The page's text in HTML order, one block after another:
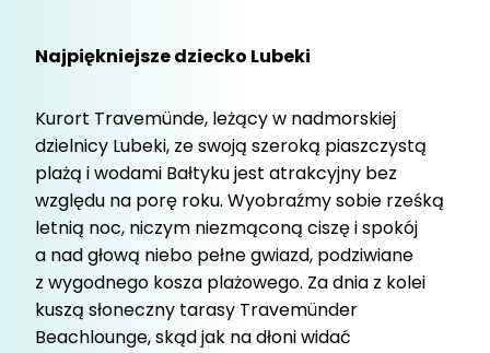
Najpiękniejsze dziecko Lubeki
Kurort Travemünde, leżący w nadmorskiej
dzielnicy Lubeki, ze swoją szeroką piaszczystą
plażą i wodami Bałtyku jest atrakcyjny bez
względu na porę roku. Wyobraźmy sobie rześką
letnią noc, niczym niezmąconą ciszę i spokój
a nad głową niebo pełne gwiazd, podziwiane
z wygodnego kosza plażowego. Za dnia z kolei
kuszą słoneczny tarasy Travemünder
Beachlounge, skąd jak na dłoni widać